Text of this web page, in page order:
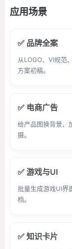
应用场景
✅ 品牌全案
从LOGO、VI规范
方案初稿。
✅ 电商广告
给产品图换背景、
摄。
✅ 游戏与UI
批量生成游戏UI界
档。
✅ 知识卡片